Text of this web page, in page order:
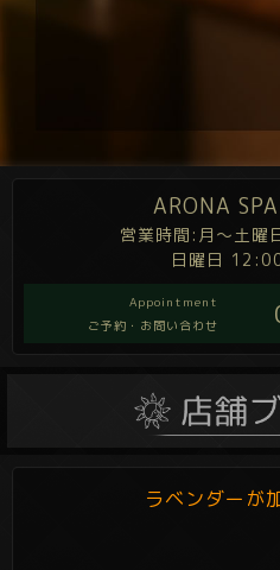
ARONA
営業時間:月～土
日曜日
Appointment
ご予約・お問い合わせ
ラベンダーが